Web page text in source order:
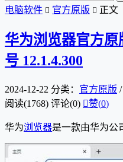
电脑软件  官方原版  正文
华为浏览器官方
号 12.1.4.300
2024-12-22 分类： 官方原版 /
阅读(1768) 评论(0) 赞(0)
华为浏览器是一款由华为公